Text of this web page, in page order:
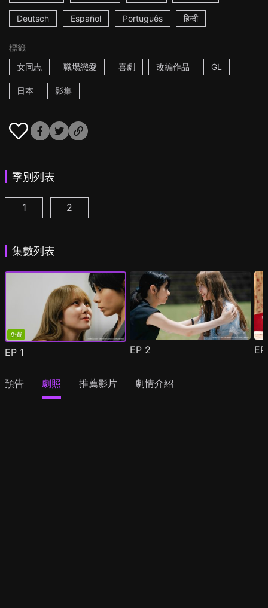
Deutsch Español Português हिन्दी
標籤
女同志
職場戀愛 喜劇 改編作品 GL
日本 影集
季別列表
彩香最愛弘子前輩 第1集
1 彩香最愛弘子前輩 第2季 第1集
2
集數列表
免費
EP 1 EP 2
預告 劇照 推薦影片 劇情介紹